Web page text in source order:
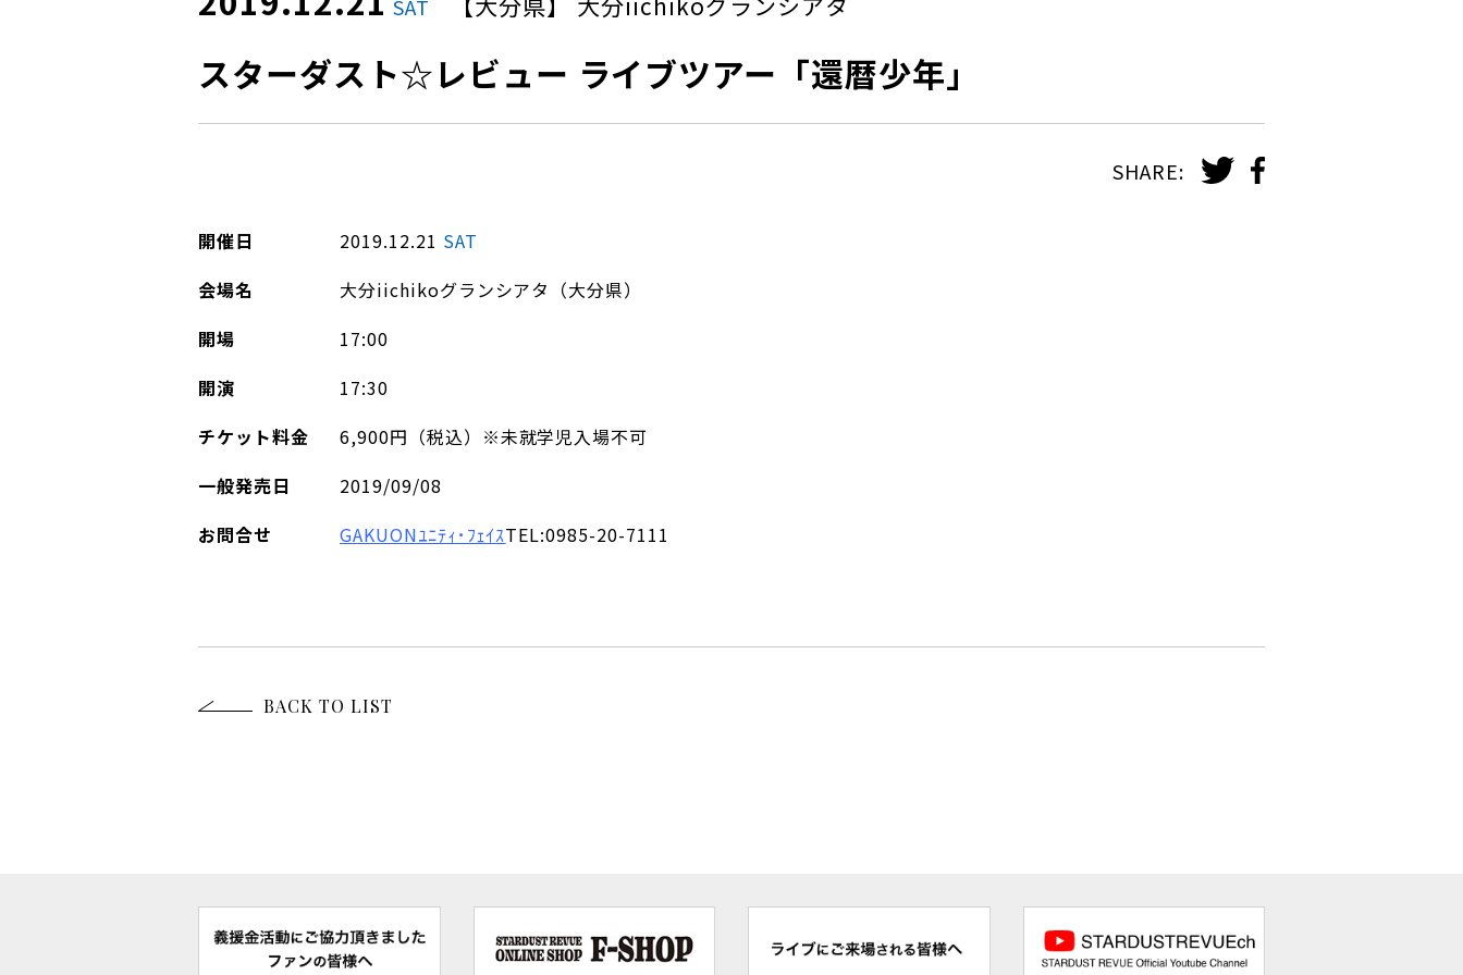
SAT
スターダスト☆レビュー ライブツアー「還暦少年」
SHARE:
開催日 2019.12.21 SAT
会場名
大分iichikoグランシアタ（大分県）
開場
17:00
開演
17:30
チケット料金
6,900円（税込）※未就学児入場不可
一般発売日
2019/09/08
お問合せ
GAKUONﾕﾆﾃｨ･ﾌｪｲｽTEL:0985-20-7111
BACK TO LIST